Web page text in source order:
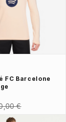
FC Barcelone
€